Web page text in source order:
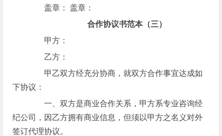
盖章： 盖章：
合作协议书范本（三）
甲方：
乙方：
甲乙双方经充分协商，就双方合作事宜达成如
下协议：
一、双方是商业合作关系，甲方系专业咨询经
纪公司，因乙方拥有商业信息，但须以甲方之名义对外
签订代理协议。